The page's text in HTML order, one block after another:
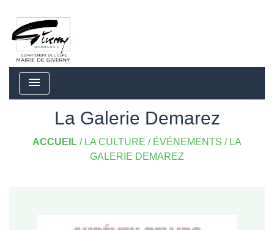
menu
La Galerie Demarez
ACCUEIL / LA CULTURE / ÉVÉNEMENTS / LA
GALERIE DEMAREZ